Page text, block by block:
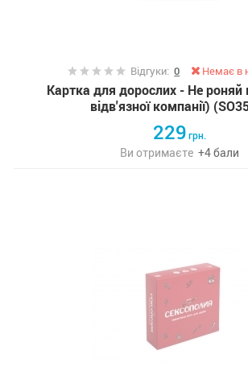
Відгуки:0 Немає в
Картка для дорослих - Не
відв'язної компанії)
229грн.
Ви отримаєте +4бали